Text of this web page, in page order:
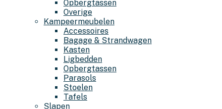
Opbergtassen
Overige
Kampeermeubelen
Accessoires
Bagage & Strandwagen
Kasten
Ligbedden
Opbergtassen
Parasols
Stoelen
Tafels
Slapen